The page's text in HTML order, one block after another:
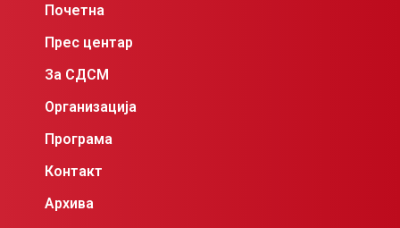
Почетна
Прес центар
За СДСМ
Организација
Програма
Контакт
Архива